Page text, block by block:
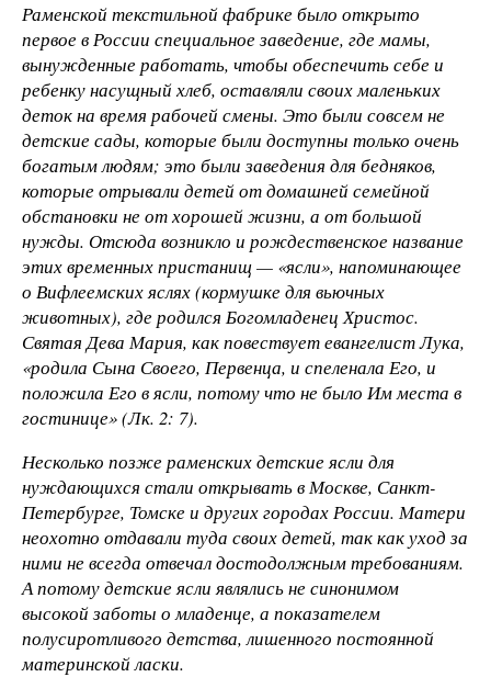
Раменской текстильной фабрике было открыто
первое в России специальное заведение, где мамы,
вынужденные работать, чтобы обеспечить себе и
ребенку насущный хлеб, оставляли своих маленьких
деток на время рабочей смены. Это были совсем не
детские сады, которые были доступны только очень
богатым людям; это были заведения для бедняков,
которые отрывали детей от домашней семейной
обстановки не от хорошей жизни, а от большой
нужды. Отсюда возникло и рождественское название
этих временных пристанищ — «ясли», напоминающее
о Вифлеемских яслях (кормушке для вьючных
животных), где родился Богомладенец Христос.
Святая Дева Мария, как повествует евангелист Лука,
«родила Сына Своего, Первенца, и спеленала Его, и
положила Его в ясли, потому что не было Им места в
гостинице» (Лк. 2: 7).
Несколько позже раменских детские ясли для
нуждающихся стали открывать в Москве, Санкт-
Петербурге, Томске и других городах России. Матери
неохотно отдавали туда своих детей, так как уход за
ними не всегда отвечал достодолжным требованиям.
А потому детские ясли являлись не синонимом
высокой заботы о младенце, а показателем
полусиротливого детства, лишенного постоянной
материнской ласки.